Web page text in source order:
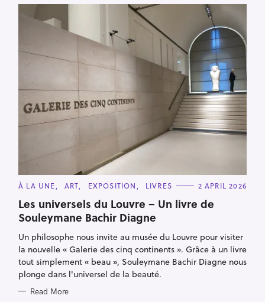
C
T
E
G
O
I
E
S
À LA UNE ART EXPOSITION LIVRES 2 APRIL 2026
Les universels du Louvre – Un livre de
Souleymane Bachir Diagne
Un philosophe nous invite au musée du Louvre pour visiter
la nouvelle « Galerie des cinq continents ». Grâce à un livre
tout simplement « beau », Souleymane Bachir Diagne nous
plonge dans l'universel de la beauté.
Read More